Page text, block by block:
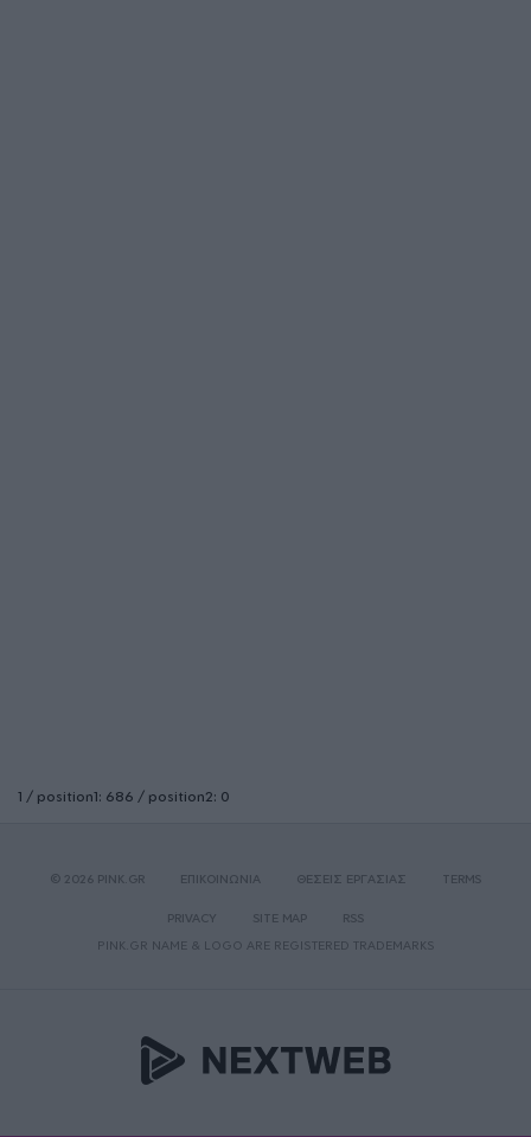
1 / position1: 686 / position2: 0
© 2026 PINK.GR ΕΠΙΚΟΙΝΩΝΙΑ ΘΕΣΕΙΣ ΕΡΓΑΣΙΑΣ TERMS
PRIVACY SITE MAP
RSS
PINK.GR NAME & LOGO ARE REGISTERED TRADEMARKS